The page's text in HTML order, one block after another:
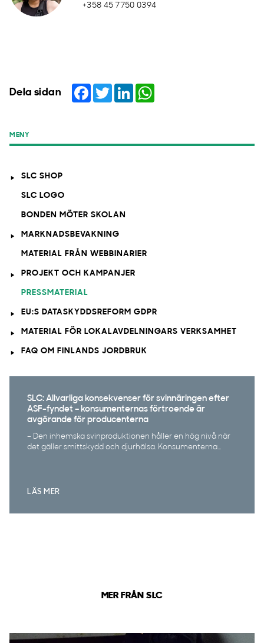
+358 45 7750 0394
Dela sidan Facebook
TwitterLinkedIn
MENY
SLC SHOP
SLC LOGO
BONDEN MÖTER SKOLAN
MARKNADSBEVAKNING
MATERIAL FRÅN WEBBINARIER
PROJEKT OCH KAMPANJER
PRESSMATERIAL
EU:S DATASKYDDSREFORM GDPR
MATERIAL FÖR LOKALAVDELNINGARS VERKSAMHET
FAQ OM FINLANDS JORDBRUK
SLC: Allvarliga konsekvenser för svinnäringen efter
ASF-fyndet – konsumenternas förtroende är
avgörande för producenterna
– Den inhemska svinproduktionen håller en hög nivå när
det gäller smittskydd och djurhälsa. Konsumenterna...
LÄS MER
MER FRÅN SLC